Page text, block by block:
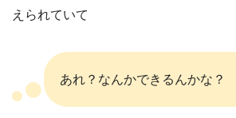
えられていて
あれ？なんかできるんかな？